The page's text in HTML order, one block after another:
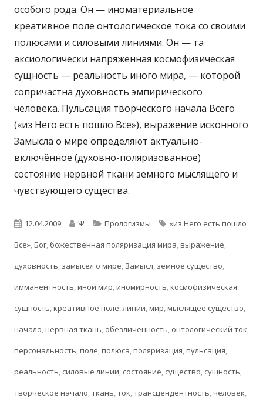
особого рода. Он — иноматериальное
креативное поле онтологическое тока со своими
полюсами и силовыми линиями. Он — та
аксиологически напряженная космофизическая
сущность — реальность иного мира, — которой
сопричастна духовность эмпирического
человека. Пульсация творческого начала Всего
(«из Него есть пошло Все»), выражение исконного
Замысла о мире определяют актуально-
включённое (духовно-поляризованное)
состояние нервной ткани земного мыслящего и
чувствующего существа.
Опубликовано
12.04.2009 Автор
Ψ Рубрики
Прологизмы Метки
«из Него есть пошло
Все»,Бог, божественная поляризация мира,выражение,
духовность, замысел о мире, Замысл, земное существо,
имманентность,иной мир,иномирность,космофизическая
сущность,креативное поле,линии,мир,мыслящее существо,
начало,нервная ткань, обезличенность, онтологический ток,
персональность,поле,полюса,поляризация,пульсация,
реальность, силовые линии, состояние, существо, сущность,
творческое начало,ткань,ток,трансцендентность,человек,